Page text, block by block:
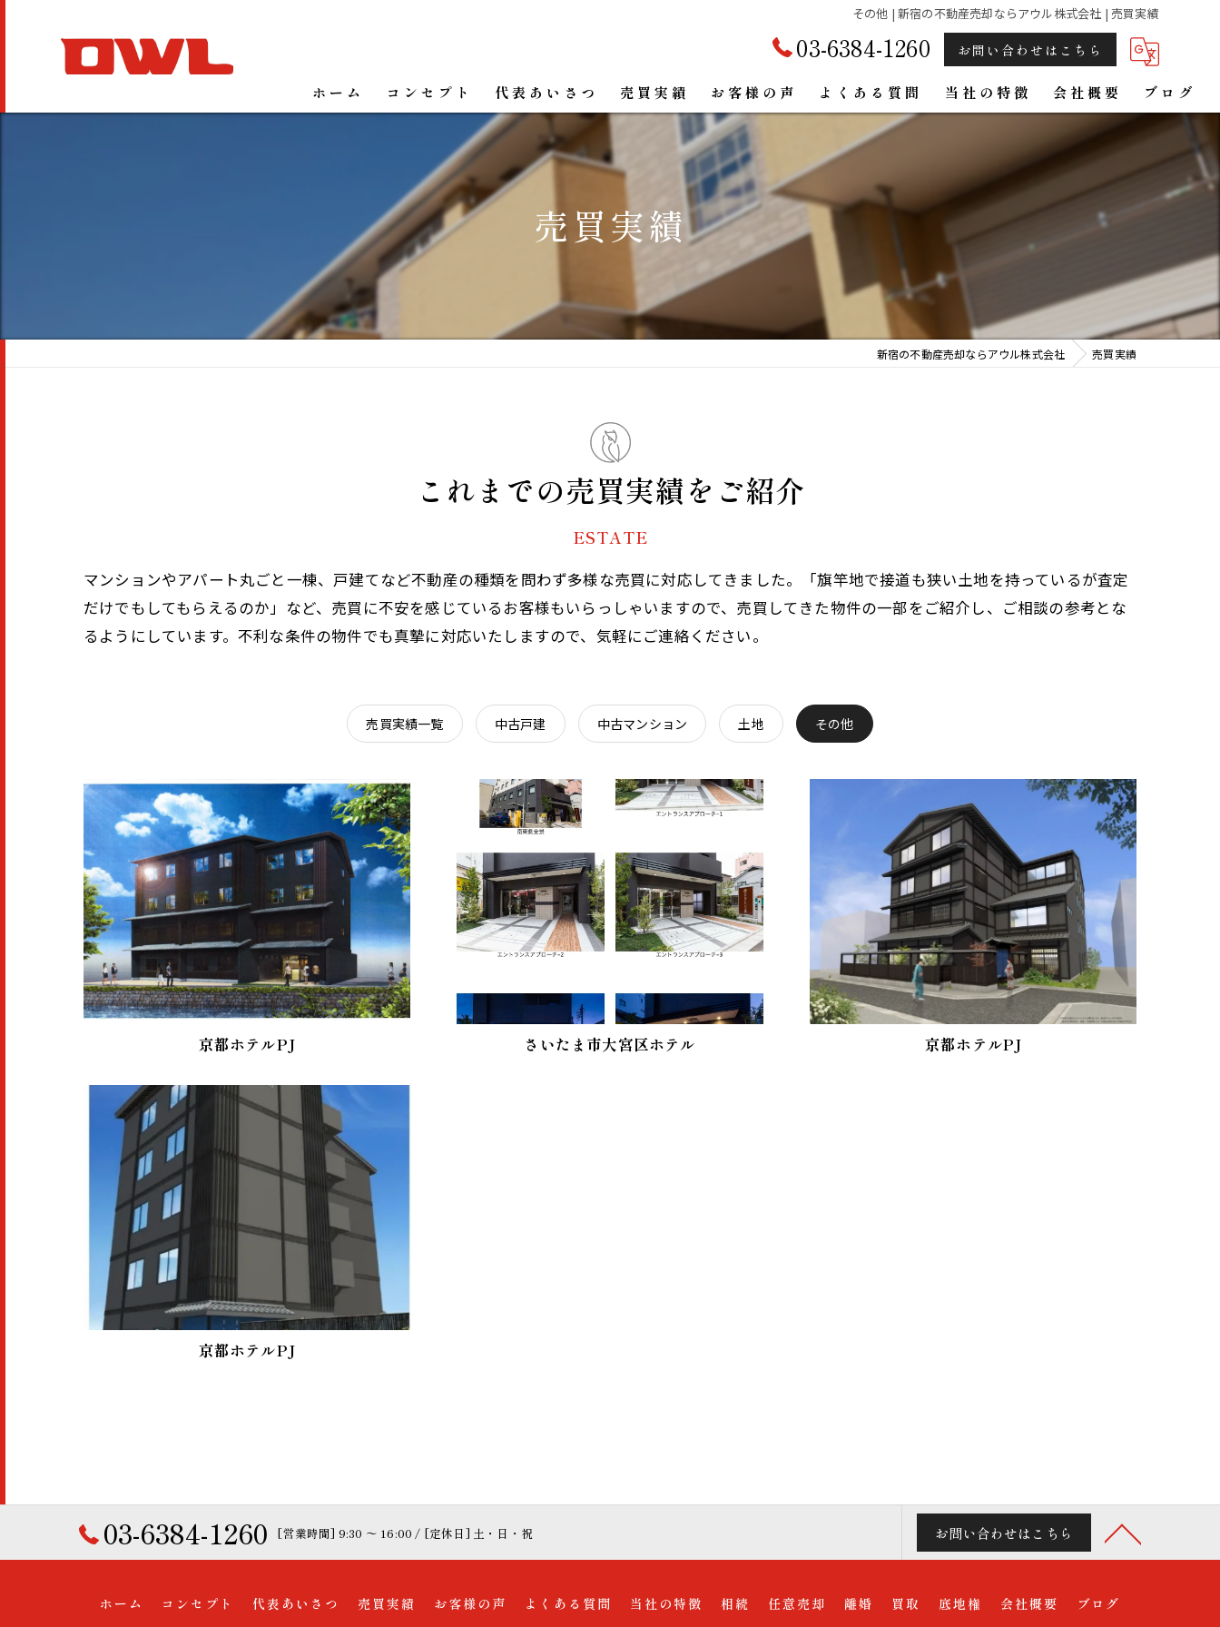
その他 | 新宿の不動産売却ならアウル株式会社 | 売買実績
03-6384-1260 お問い合わせはこちら
ホーム コンセプト 代表あいさつ 売買実績 お客様の声 よくある質問 当社の特徴
任意売却
買取
底地権
会社概要 ブログ
売買実績
新宿の不動産売却ならアウル株式会社 売買実績
これまでの売買実績をご紹介
ESTATE
マンションやアパート丸ごと一棟、戸建てなど不動産の種類を問わず多様な売買に対応してきました。「旗竿地で接道も狭い土地を持っているが査定
だけでもしてもらえるのか」など、売買に不安を感じているお客様もいらっしゃいますので、売買してきた物件の一部をご紹介し、ご相談の参考とな
るようにしています。不利な条件の物件でも真摯に対応いたしますので、気軽にご連絡ください。
売買実績一覧 中古戸建 中古マンション 土地 その他
京都ホテルPJ さいたま市大宮区ホテル 京都ホテルPJ
京都ホテルPJ
03-6384-1260 [営業時間] 9:30 〜 16:00 / [定休日] 土・日・祝 お問い合わせはこちら
ホーム コンセプト 代表あいさつ 売買実績 お客様の声 よくある質問 当社の特徴 相続 任意売却 離婚 買取 底地権 会社概要 ブログ